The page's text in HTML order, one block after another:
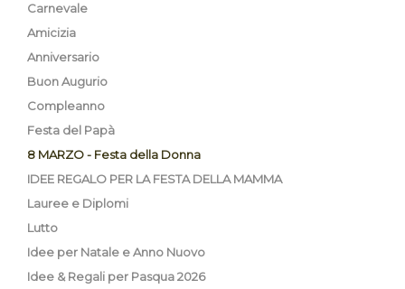
Carnevale
Amicizia
Anniversario
Buon Augurio
Compleanno
Festa del Papà
8 MARZO - Festa della Donna
IDEE REGALO PER LA FESTA DELLA MAMMA
Lauree e Diplomi
Lutto
Idee per Natale e Anno Nuovo
Idee & Regali per Pasqua 2026